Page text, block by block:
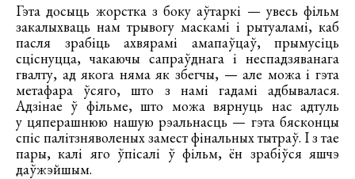
Гэта досыць жорстка з боку аўтаркі — увесь фільм
закалыхваць нам трывогу маскамі і рытуаламі, каб
пасля зрабіць ахвярамі амапаўцаў, прымусіць
сціснуцца, чакаючы сапраўднага і неспадзяванага
гвалту, ад якога няма як збегчы, — але можа і гэта
метафара ўсяго, што з намі гадамі адбывалася.
Адзінае ў фільме, што можа вярнуць нас адтуль
у цяперашнюю нашую рэальнасць — гэта бясконцы
спіс палітзняволеных замест фінальных тытраў. І з тае
пары, калі яго ўпісалі ў фільм, ён зрабіўся яшчэ
даўжэйшым.